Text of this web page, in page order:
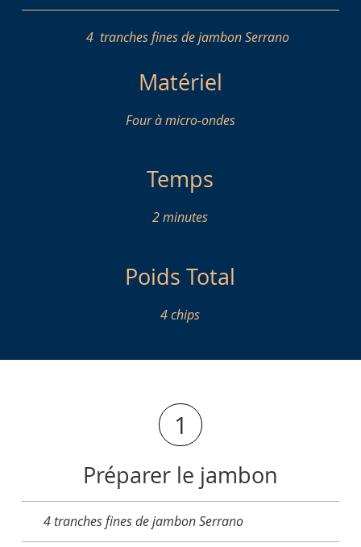
4 tranches fines de jambon Serrano
Matériel
Four à micro-ondes
Temps
2 minutes
Poids Total
4 chips
1
Préparer le jambon
4 tranches fines de jambon Serrano